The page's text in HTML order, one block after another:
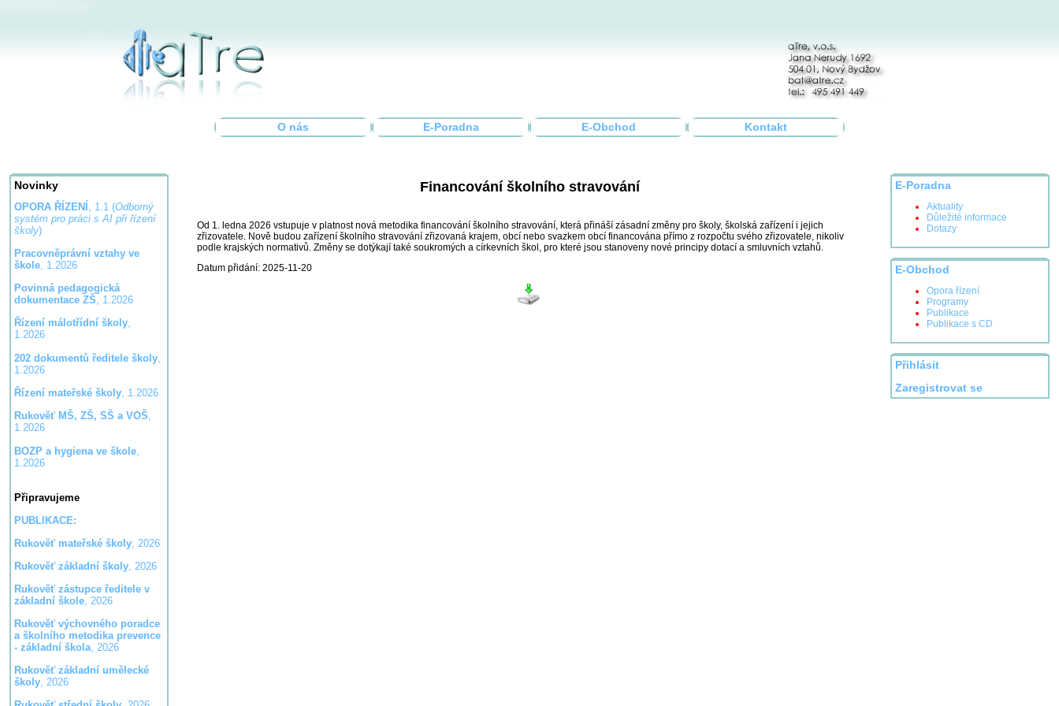
O nás E-Poradna E-Obchod Kontakt
Novinky
OPORA ŘÍZENÍ , 1.1 (Odborný
systém pro práci s AI při řízení
školy)
Pracovněprávní vztahy ve
škole, 1.2026
Povinná pedagogická
dokumentace ZŠ, 1.2026
Řízení málotřídní školy,
1.2026
202 dokumentů ředitele školy,
1.2026
Řízení mateřské školy, 1.2026
Rukověť MŠ, ZŠ, SŠ a VOŠ,
1.2026
BOZP a hygiena ve škole,
1.2026
Připravujeme
PUBLIKACE:
Rukověť mateřské školy, 2026
Rukověť základní školy, 2026
Rukověť zástupce ředitele v
základní škole, 2026
Rukověť výchovného poradce
a školního metodika prevence
- základní škola, 2026
Rukověť základní umělecké
školy, 2026
E-Poradna
Aktuality
Důležité informace
Dotazy
E-Obchod
Opora řízení
Programy
Publikace
Publikace s CD
Přihlásit
Zaregistrovat se
Financování školního stravování
Od 1. ledna 2026 vstupuje v platnost nová metodika financování školního stravování, která přináší zásadní změny pro školy, školská zařízení i jejich
zřizovatele. Nově budou zařízení školního stravování zřizovaná krajem, obcí nebo svazkem obcí financována přímo z rozpočtu svého zřizovatele, nikoliv
podle krajských normativů. Změny se dotýkají také soukromých a církevních škol, pro které jsou stanoveny nové principy dotací a smluvních vztahů.
Datum přidání: 2025-11-20